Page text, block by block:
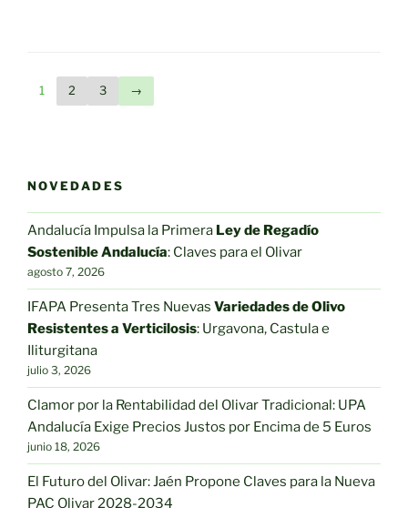
producto
página
1 2 3 →
NOVEDADES
Andalucía Impulsa la Primera Ley de Regadío
Sostenible Andalucía: Claves para el Olivar
agosto 7, 2026
IFAPA Presenta Tres Nuevas Variedades de Olivo
Resistentes a Verticilosis: Urgavona, Castula e
Iliturgitana
julio 3, 2026
Clamor por la Rentabilidad del Olivar Tradicional: UPA
Andalucía Exige Precios Justos por Encima de 5 Euros
junio 18, 2026
El Futuro del Olivar: Jaén Propone Claves para la Nueva
PAC Olivar 2028-2034